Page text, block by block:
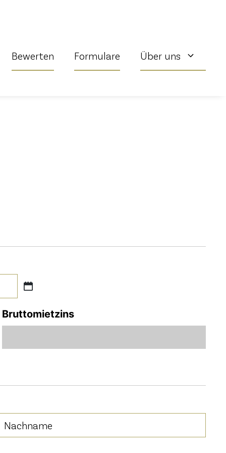
Bewerten Formulare Über uns
Bruttomietzins